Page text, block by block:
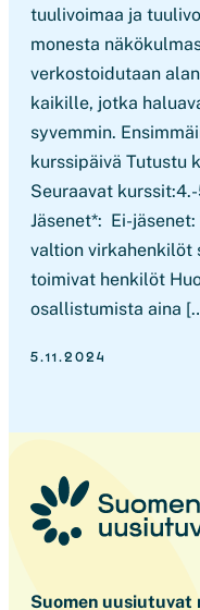
tuulivoimaa ja
monesta
verkostoidutaan
kaikille, jotka
syvemmin.
kurssipäivä Tutustu
Seuraavat
Jäsenet*: Ei-
valtion virkahenkilöt
toimivat henkilöt
osallistumista aina
5.11.2024
Suomen uusiutuvat